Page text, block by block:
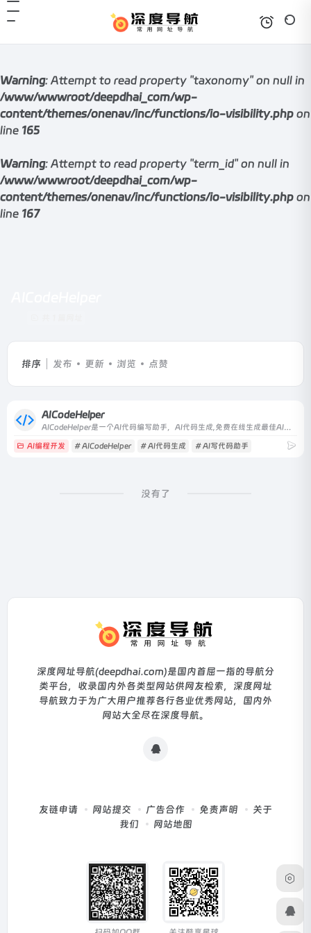
Warning: Attempt to read property "taxonomy" on null in
/www/wwwroot/deepdhai_com/wp-
content/themes/onenav/inc/functions/io-visibility.php on
line 165
Warning: Attempt to read property "term_id" on null in
/www/wwwroot/deepdhai_com/wp-
content/themes/onenav/inc/functions/io-visibility.php on
line 167
排序 发布 更新 浏览 点赞
AICodeHelper
AICodeHelper是一个AI代码编写助手，AI代码生成,免费在线生成最佳AI代码。程序员可以通过AI学习如何更有效地编写更好的代码。
AI编程开发 # AICodeHelper # AI代码生成 # AI写代码助手
没有了
深度网址导航(deepdhai.com)是国内首屈一指的导航分
类平台，收录国内外各类型网站供网友检索，深度网址
导航致力于为广大用户推荐各行各业优秀网站，国内外
网站大全尽在深度导航。
友链申请 网站提交 广告合作 免责声明
关于
我们
网站地图